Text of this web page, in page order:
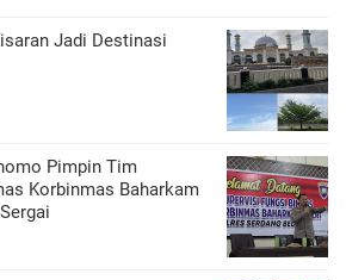
Jadi Destinasi
Pimpin Tim
Korbinmas Baharkam